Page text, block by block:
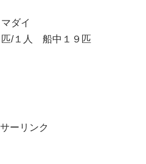
ダイ
/１人 船中１９匹
ーリンク